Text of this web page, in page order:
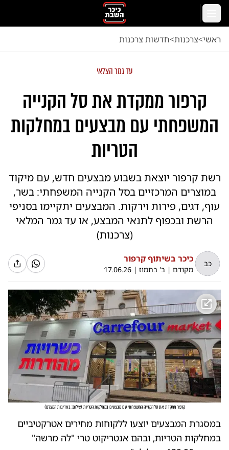
דלג לתוכן הראשי
ראשי<צרכנות<חדשות צרכנות
עד גמר הצלאי
קרפור ממקדת את סל הקנייה
המשפחתי עם מבצעים במחלקות
הטריות
רשת קרפור יוצאת בשבוע מבצעים חדש, עם מיקוד
במוצרים המרכזיים בסל הקנייה המשפחתי: בשר,
עוף, דגים, פירות וירקות. המבצעים יתקיימו בסניפי
הרשת ובכפוף לתנאי המבצע, או עד גמר המלאי
(צרכנות)
כב כיכר בשיתוף קרפור
מקודם | ב' בתמוז |
17.06.26
קרפור ממקדת את סל הקנייה המשפחתי עם מבצעים במחלקות הטריות (צילום: באדיבות המצלם)
במסגרת המבצעים יוצעו ללקוחות מחירים אטרקטיביים
במחלקות הטריות, ובהם אנטריקוט טרי "לה מרשה"